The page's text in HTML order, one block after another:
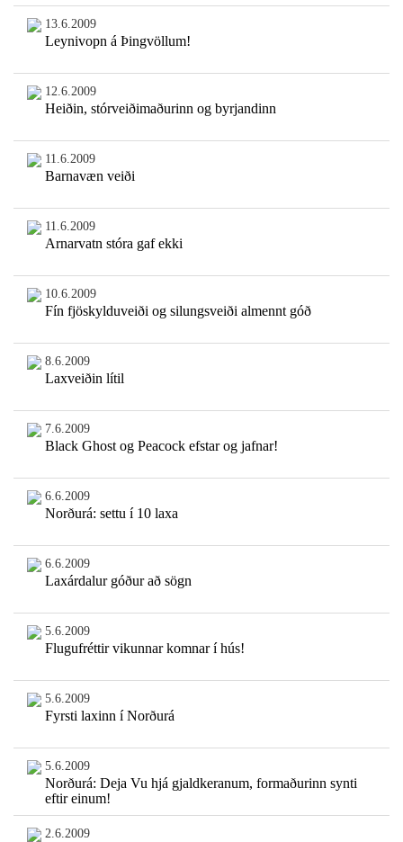
13.6.2009
Leynivopn á Þingvöllum!
12.6.2009
Heiðin, stórveiðimaðurinn og byrjandinn
11.6.2009
Barnavæn veiði
11.6.2009
Arnarvatn stóra gaf ekki
10.6.2009
Fín fjöskylduveiði og silungsveiði almennt góð
8.6.2009
Laxveiðin lítil
7.6.2009
Black Ghost og Peacock efstar og jafnar!
6.6.2009
Norðurá: settu í 10 laxa
6.6.2009
Laxárdalur góður að sögn
5.6.2009
Flugufréttir vikunnar komnar í hús!
5.6.2009
Fyrsti laxinn í Norðurá
5.6.2009
Norðurá: Deja Vu hjá gjaldkeranum, formaðurinn synti
eftir einum!
2.6.2009